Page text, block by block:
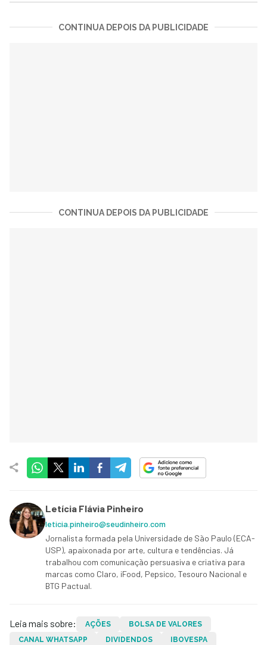
CONTINUA DEPOIS DA PUBLICIDADE
CONTINUA DEPOIS DA PUBLICIDADE
Letícia Flávia Pinheiro
leticia.pinheiro@seudinheiro.com
Jornalista formada pela Universidade de São Paulo (ECA-
USP), apaixonada por arte, cultura e tendências. Já
trabalhou com comunicação persuasiva e criativa para
marcas como Claro, iFood, Pepsico, Tesouro Nacional e
BTG Pactual.
Leia mais sobre: AÇÕES
BOLSA DE VALORES
CANAL WHATSAPP
DIVIDENDOS
IBOVESPA